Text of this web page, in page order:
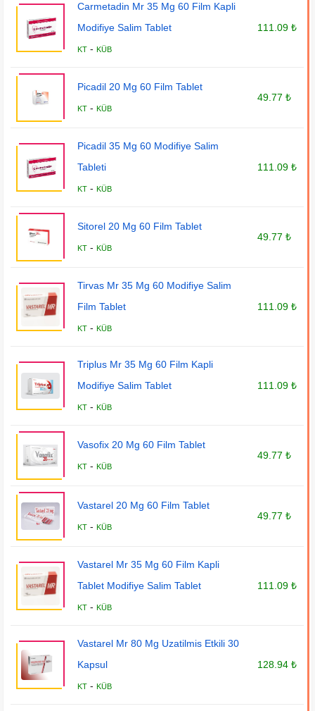
Carmetadin Mr 35 Mg 60 Film Kapli
Modifiye Salim Tablet
KT -KÜB
111.09 ₺
Picadil 20 Mg 60 Film Tablet
KT -KÜB
49.77 ₺
Picadil 35 Mg 60 Modifiye Salim
Tableti
KT -KÜB
111.09 ₺
Sitorel 20 Mg 60 Film Tablet
KT -KÜB
49.77 ₺
Tirvas Mr 35 Mg 60 Modifiye Salim
Film Tablet
KT -KÜB
111.09 ₺
Triplus Mr 35 Mg 60 Film Kapli
Modifiye Salim Tablet
KT -KÜB
111.09 ₺
Vasofix 20 Mg 60 Film Tablet
KT -KÜB
49.77 ₺
Vastarel 20 Mg 60 Film Tablet
KT -KÜB
49.77 ₺
Vastarel Mr 35 Mg 60 Film Kapli
Tablet Modifiye Salim Tablet
KT -KÜB
111.09 ₺
Vastarel Mr 80 Mg Uzatilmis Etkili 30
Kapsul
KT -KÜB
128.94 ₺